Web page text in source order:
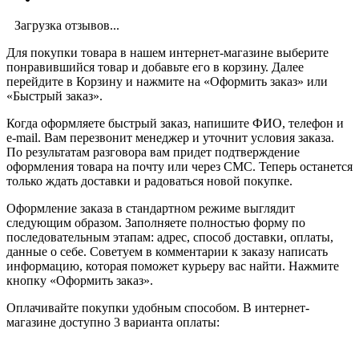
Загрузка отзывов...
Для покупки товара в нашем интернет-магазине выберите
понравившийся товар и добавьте его в корзину. Далее
перейдите в Корзину и нажмите на «Оформить заказ» или
«Быстрый заказ».
Когда оформляете быстрый заказ, напишите ФИО, телефон и
e-mail. Вам перезвонит менеджер и уточнит условия заказа.
По результатам разговора вам придет подтверждение
оформления товара на почту или через СМС. Теперь останется
только ждать доставки и радоваться новой покупке.
Оформление заказа в стандартном режиме выглядит
следующим образом. Заполняете полностью форму по
последовательным этапам: адрес, способ доставки, оплаты,
данные о себе. Советуем в комментарии к заказу написать
информацию, которая поможет курьеру вас найти. Нажмите
кнопку «Оформить заказ».
Оплачивайте покупки удобным способом. В интернет-
магазине доступно 3 варианта оплаты: